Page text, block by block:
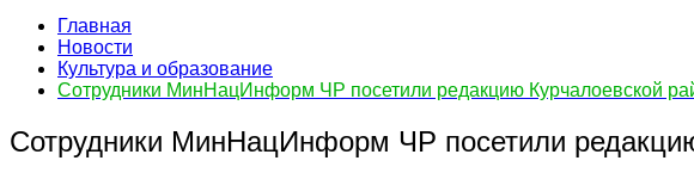
Главная
Новости
Культура и образование
Сотрудники МинНацИнформ ЧР посетили редакцию Курчалоевской
Сотрудники МинНацИнформ ЧР посетили